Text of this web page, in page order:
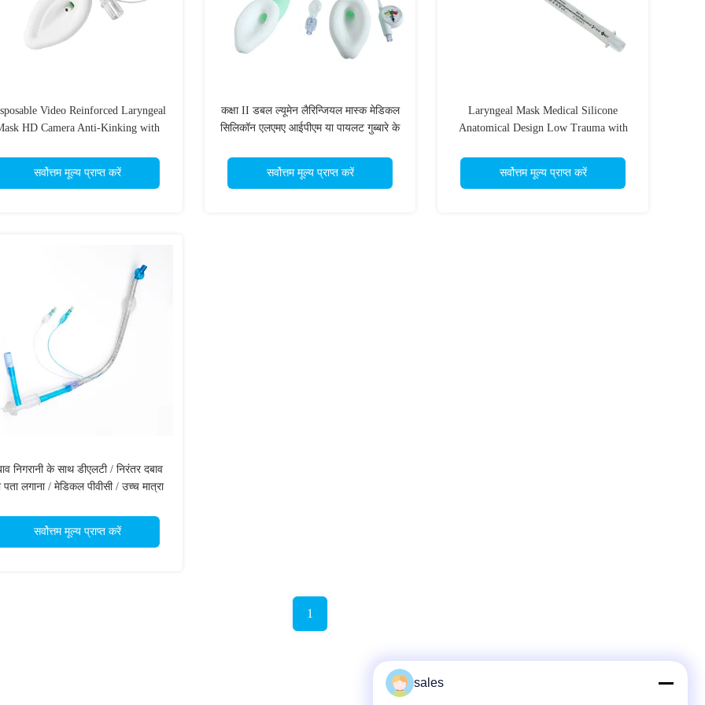
Video Reinforced Laryngeal
HD Camera Anti-Kinking with
सर्वोत्तम मूल्य प्राप्त करें
कक्षा II डबल ल्यूमेन लैरिन्जियल मास्क मेडिकल
सिलिकॉन एलएमए आईपीएम या पायलट गुब्बारे के
सर्वोत्तम मूल्य प्राप्त करें
Laryngeal Mask Medical Silicone
Anatomical Design Low Trauma with
सर्वोत्तम मूल्य प्राप्त करें
निगरानी के साथ डीएलटी / निरंतर दबाव
पता लगाना / मेडिकल पीवीसी / उच्च मात्रा
सर्वोत्तम मूल्य प्राप्त करें
1
sales